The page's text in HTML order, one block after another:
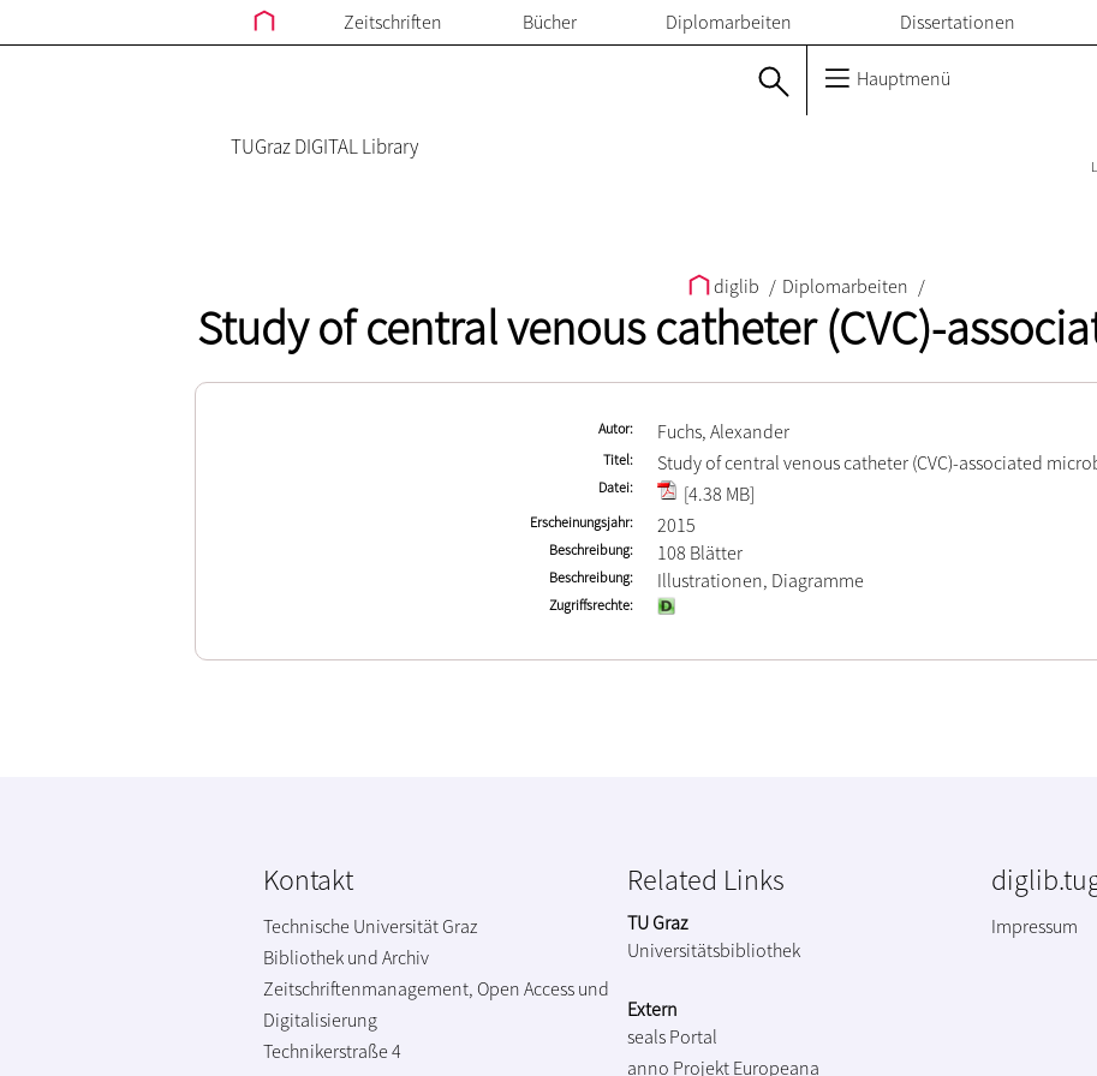
Zeitschriften Bücher Diplomarbeiten Dissertationen
Hauptmenü
TUGraz DIGITAL Library
diglib / Diplomarbeiten /
Study of central venous catheter (CVC)-
Autor Fuchs, Alexander
Titel Study of central venous catheter (CVC)-associated
Datei [4.38 MB]
Erscheinungsjahr 2015
Beschreibung 108 Blätter
Beschreibung Illustrationen, Diagramme
Zugriffsrechte
Kontakt
Technische Universität Graz
Bibliothek und Archiv
Zeitschriftenmanagement, Open Access und
Digitalisierung
Technikerstraße 4
Related Links
TU Graz
Universitätsbibliothek
Extern
seals Portal
anno Projekt Europeana
Impressum